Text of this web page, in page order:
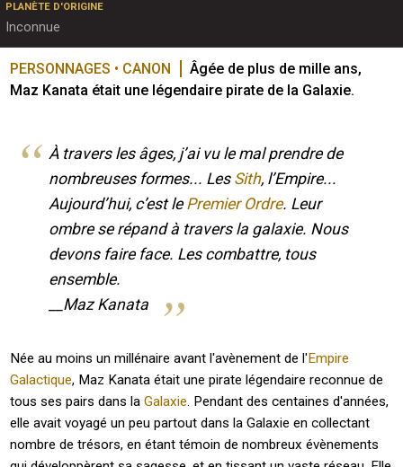
PLANÈTE D'ORIGINE
Inconnue
PERSONNAGES • CANON
Âgée de plus de mille ans,
Maz Kanata était une légendaire pirate de la Galaxie.
À travers les âges, j’ai vu le mal prendre de
nombreuses formes... Les Sith, l’Empire...
Aujourd’hui, c’est lePremier Ordre. Leur
ombre se répand à travers la galaxie. Nous
devons faire face. Les combattre, tous
ensemble.
__Maz Kanata
Née au moins un millénaire avant l'avènement de l'Empire
Galactique, Maz Kanata était une pirate légendaire reconnue de
tous ses pairs dans laGalaxie. Pendant des centaines d'années,
elle avait voyagé un peu partout dans la Galaxie en collectant
nombre de trésors, en étant témoin de nombreux évènements